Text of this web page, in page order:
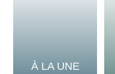
À LA UNE